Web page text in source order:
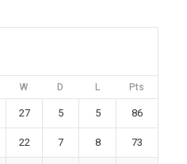
W D L Pts
27 5 5 86
22 7 8 73